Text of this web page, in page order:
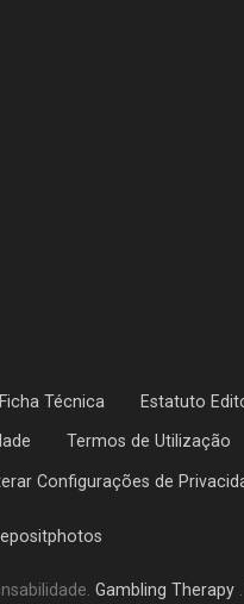
Ficha Técnica Estatuto
Termos de Utilização
Configurações de
Gambling Therapy.